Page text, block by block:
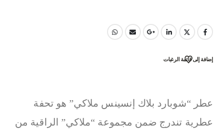
إضافة إلى قائمة الرغبات
عطر “شوبارد بلاك إنسينس ملاكي” هو تحفة
عطرية تندرج ضمن مجموعة “ملاكي” الراقية من